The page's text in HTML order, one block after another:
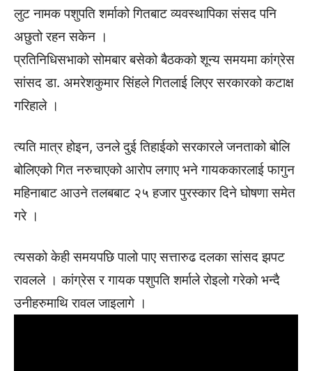
लुट नामक पशुपति शर्माको गितबाट व्यवस्थापिका संसद पनि
अछुतो रहन सकेन ।
प्रतिनिधिसभाको सोमबार बसेको बैठकको शून्य समयमा कांग्रेस
सांसद डा. अमरेशकुमार सिंहले गितलाई लिएर सरकारको कटाक्ष
गरिहाले ।
त्यति मात्र होइन, उनले दुई तिहाईको सरकारले जनताको बोलि
बोलिएको गित नरुचाएको आरोप लगाए भने गायककारलाई फागुन
महिनाबाट आउने तलबबाट २५ हजार पुरस्कार दिने घोषणा समेत
गरे ।
त्यसको केही समयपछि पालो पाए सत्तारुढ दलका सांसद झपट
रावलले । कांग्रेस र गायक पशुपति शर्माले रोइलो गरेको भन्दै
उनीहरुमाथि रावल जाइलागे ।